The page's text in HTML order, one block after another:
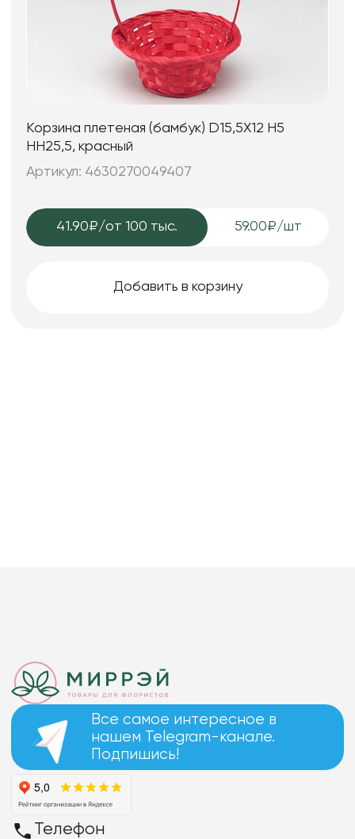
Корзина плетеная (бамбук) D15,5X12 H5
HH25,5, красный
Артикул: 4630270049407
41.90₽/от 100 тыс. 59.00₽/шт
Добавить в корзину
Все самое интересное в
нашем Telegram-канале.
Подпишись!
Телефон